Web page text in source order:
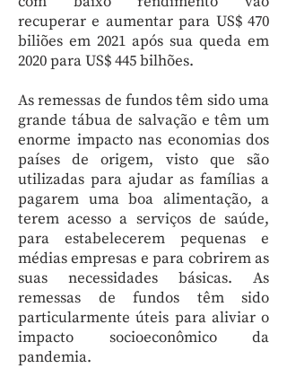
recuperar e aumentar para US$ 470
biliões em 2021 após sua queda em
2020 para US$ 445 bilhões.
As remessas de fundos têm sido uma
grande tábua de salvação e têm um
enorme impacto nas economias dos
países de origem, visto que são
utilizadas para ajudar as famílias a
pagarem uma boa alimentação, a
terem acesso a serviços de saúde,
para estabelecerem pequenas e
médias empresas e para cobrirem as
suas necessidades básicas. As
remessas de fundos têm sido
particularmente úteis para aliviar o
impacto socioeconômico da
pandemia.